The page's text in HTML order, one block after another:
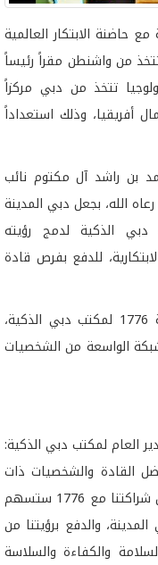
حاضنة الابتكار العالمية
تتخذ من واشنطن مقراً رئيساً
تتخذ من دبي مركزاً
وذلك استعداداً
بن راشد آل مكتوم نائب
الله، بجعل دبي المدينة
الذكية لدمج رؤيته
للدفع بفرص قادة
ومن جانبه، يوفر مجلس الابتكار في حاضنة 1776 لمكتب دبي الذكية،
الواسعة من الشخصيات
العام لمكتب دبي الذكية:
الابتكار في حاضنة 1776 بأفضل القادة والشخصيات ذات
التأثير من مختلف أنحاء العالم. ونحن نثق بأن شراكتنا مع 1776 ستسهم
والدفع برؤيتنا من
والكفاءة والسلاسة